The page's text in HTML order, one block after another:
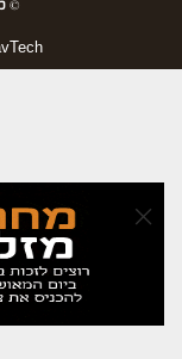
×
©